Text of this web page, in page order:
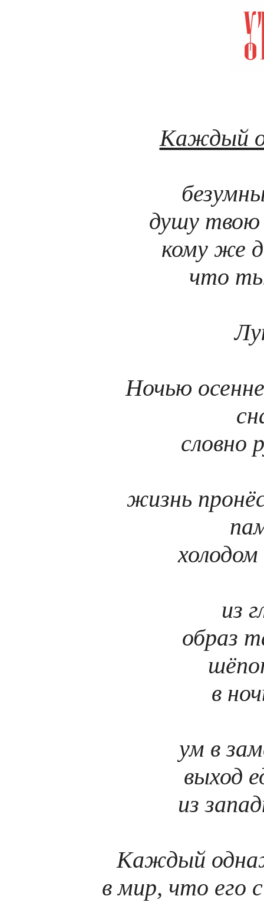
Каждый
душу твою
кому же
что
Ночью
словно
жизнь
из
образ
в
ум в
выход
из
Каждый
в мир, что его